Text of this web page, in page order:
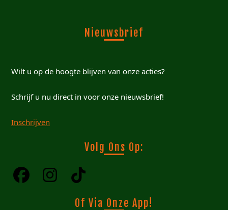
Nieuwsbrief
Wilt u op de hoogte blijven van onze acties?
Schrijf u nu direct in voor onze nieuwsbrief!
Inschrijven
Volg Ons Op:
Of Via Onze App!